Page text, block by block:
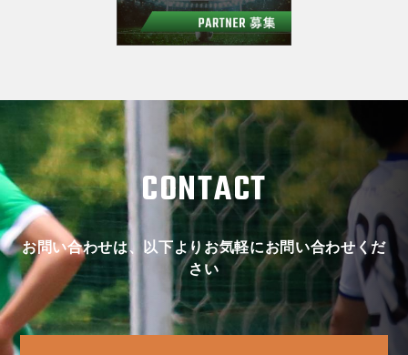
CONTACT
お問い合わせは、以下よりお気軽にお問い合わせくだ
さい